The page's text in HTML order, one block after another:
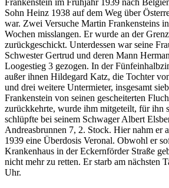
Frankenstein im Frühjahr 1939 nach
Sohn Heinz 1938 auf dem Weg über
war. Zwei Versuche Martin Frankensteins
Wochen misslangen. Er wurde an der
zurückgeschickt. Unterdessen war seine
Schwester Gertrud und deren Mann
Loogestieg 3 gezogen. In der
außer ihnen Hildegard Katz, die Tochter
und drei weitere Untermieter, insgesamt
Frankenstein von seinen gescheiterten
zurückkehrte, wurde ihm mitgeteilt, für ihn
schlüpfte bei seinem Schwager Albert
Andreasbrunnen 7, 2. Stock. Hier nahm er
1939 eine Überdosis Veronal. Obwohl er
Krankenhaus in der Eckernförder Straße
nicht mehr zu retten. Er starb am nächsten
Uhr.